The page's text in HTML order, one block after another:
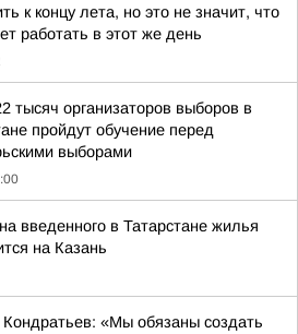
к концу лета, но это не значит, что
работать в этот же день
тысяч организаторов выборов в
пройдут обучение перед
выборами
введенного в Татарстане жилья
на Казань
«Мы обязаны создать